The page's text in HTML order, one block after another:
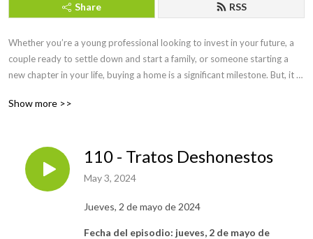
Share RSS
Whether you’re a young professional looking to invest in your future, a
couple ready to settle down and start a family, or someone starting a
new chapter in your life, buying a home is a significant milestone. But, it
Department of Real Estate has created this podcast, First Home
Our goal is to help you get to a place where you know what to expect
during the homebuying process, and to help you make sure you’re ready
to make informed decisions about what will likely be the biggest
purchase of your life. Each episode will focus on a specific part of the
Show more >>
110 - Tratos Deshonestos
May 3, 2024
Jueves, 2 de mayo de 2024
Fecha del episodio: jueves, 2 de mayo de